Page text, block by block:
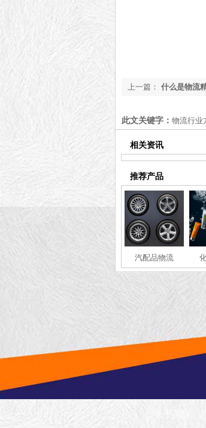
上一篇： 什么是物流
此文关键字： 物流行业
相关资讯
推荐产品
汽配品物流